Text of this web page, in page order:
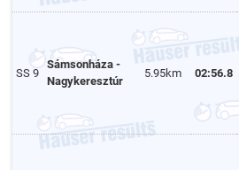
SS 9
Sámsonháza -
Nagykeresztúr
5.95km 02:56.8